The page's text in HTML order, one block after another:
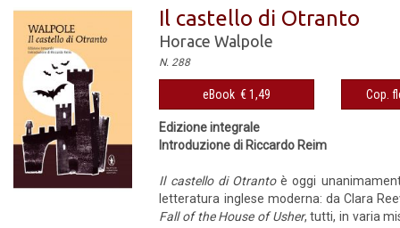
Il castello di Otranto
Horace Walpole
N. 288
eBook € 1,49 Cop.
Edizione integrale
Introduzione di Riccardo Reim
Il castello di Otrantoè oggi
letteratura inglese moderna: da Clara
Fall of the House of Usher, tutti, in varia